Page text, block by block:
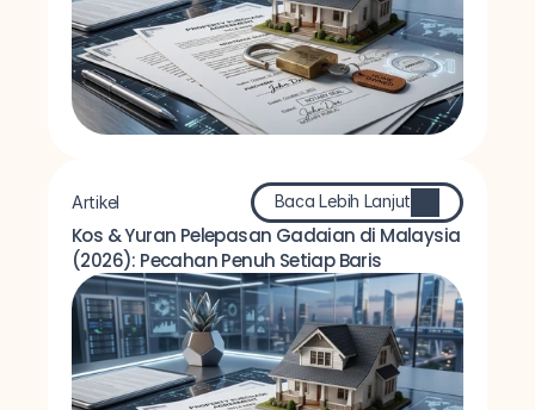
Artikel Baca Lebih Lanjut
Kos & Yuran Pelepasan Gadaian di Malaysia
(2026): Pecahan Penuh Setiap Baris